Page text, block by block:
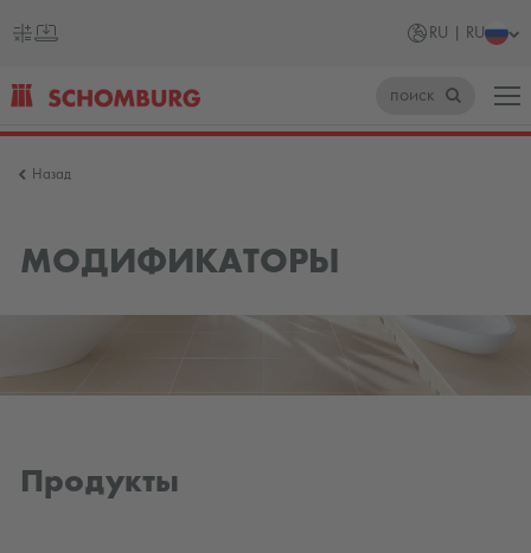
RU | RU
Россия
поиск
Назад
МОДИФИКАТОРЫ
Продукты